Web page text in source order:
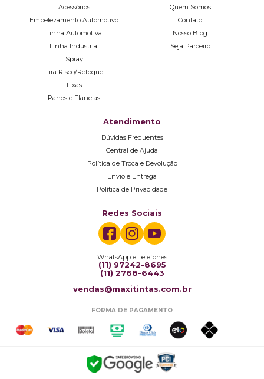
Acessórios
Embelezamento Automotivo
Linha Automotiva
Linha Industrial
Spray
Tira Risco/Retoque
Lixas
Panos e Flanelas
Quem Somos
Contato
Nosso Blog
Seja Parceiro
Atendimento
Dúvidas Frequentes
Central de Ajuda
Política de Troca e Devolução
Envio e Entrega
Política de Privacidade
Redes Sociais
WhatsApp e Telefones
(11) 97242-8695
(11) 2768-6443
vendas@maxitintas.com.br
FORMA DE PAGAMENTO